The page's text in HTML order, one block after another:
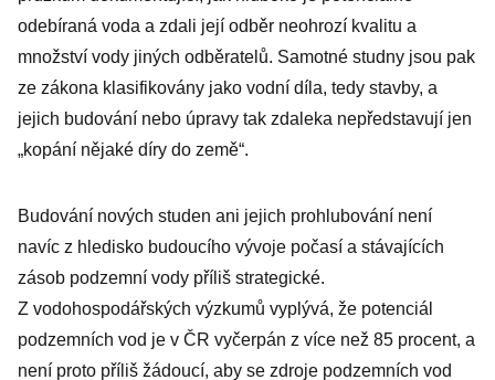
odebíraná voda a zdali její odběr neohrozí kvalitu a
množství vody jiných odběratelů. Samotné studny jsou pak
ze zákona klasifikovány jako vodní díla, tedy stavby, a
jejich budování nebo úpravy tak zdaleka nepředstavují jen
„kopání nějaké díry do země“.
Budování nových studen ani jejich prohlubování není
navíc z hledisko budoucího vývoje počasí a stávajících
zásob podzemní vody příliš strategické.
Z vodohospodářských výzkumů vyplývá, že potenciál
podzemních vod je v ČR vyčerpán z více než 85 procent, a
není proto příliš žádoucí, aby se zdroje podzemních vod